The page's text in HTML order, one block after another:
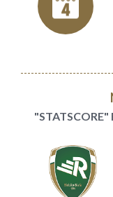
"STATSCORE"